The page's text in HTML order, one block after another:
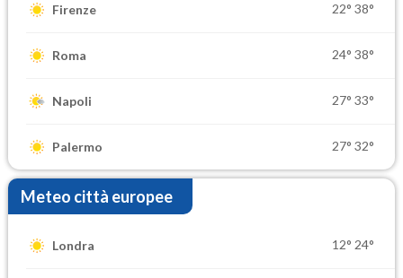
Firenze 22° 38°
Roma 24° 38°
Napoli 27° 33°
Palermo 27° 32°
Meteo città europee
Londra 12° 24°